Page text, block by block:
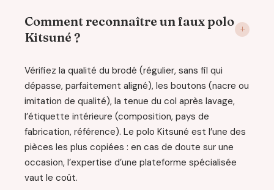
Comment reconnaître un faux polo
Kitsuné ?
Vérifiez la qualité du brodé (régulier, sans fil qui
dépasse, parfaitement aligné), les boutons (nacre ou
imitation de qualité), la tenue du col après lavage,
l’étiquette intérieure (composition, pays de
fabrication, référence). Le polo Kitsuné est l’une des
pièces les plus copiées : en cas de doute sur une
occasion, l’expertise d’une plateforme spécialisée
vaut le coût.